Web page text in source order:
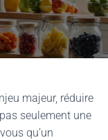
majeur, réduire
seulement une
qu’un